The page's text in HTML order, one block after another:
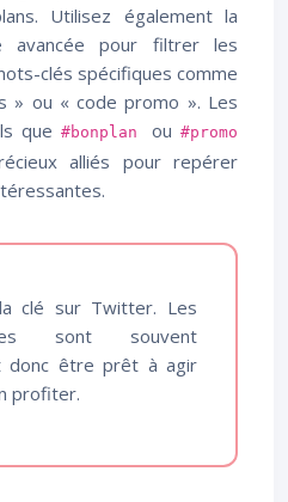
Utilisez également la
avancée pour filtrer les
clés spécifiques comme
» ou « code promo ». Les
que#bonplan ou#promo
alliés pour repérer
clé sur Twitter. Les
sont souvent
donc être prêt à agir
profiter.